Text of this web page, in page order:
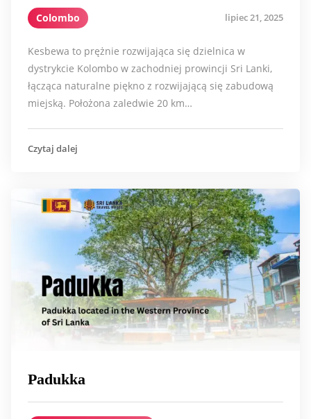
Colombo lipiec 21, 2025
Kesbewa to prężnie rozwijająca się dzielnica w
dystrykcie Kolombo w zachodniej prowincji Sri Lanki,
łącząca naturalne piękno z rozwijającą się zabudową
miejską. Położona zaledwie 20 km…
Czytaj dalej
Padukka